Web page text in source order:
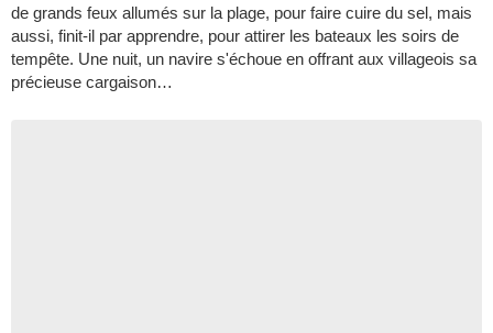
de grands feux allumés sur la plage, pour faire cuire du sel, mais
aussi, finit-il par apprendre, pour attirer les bateaux les soirs de
tempête. Une nuit, un navire s'échoue en offrant aux villageois sa
précieuse cargaison…